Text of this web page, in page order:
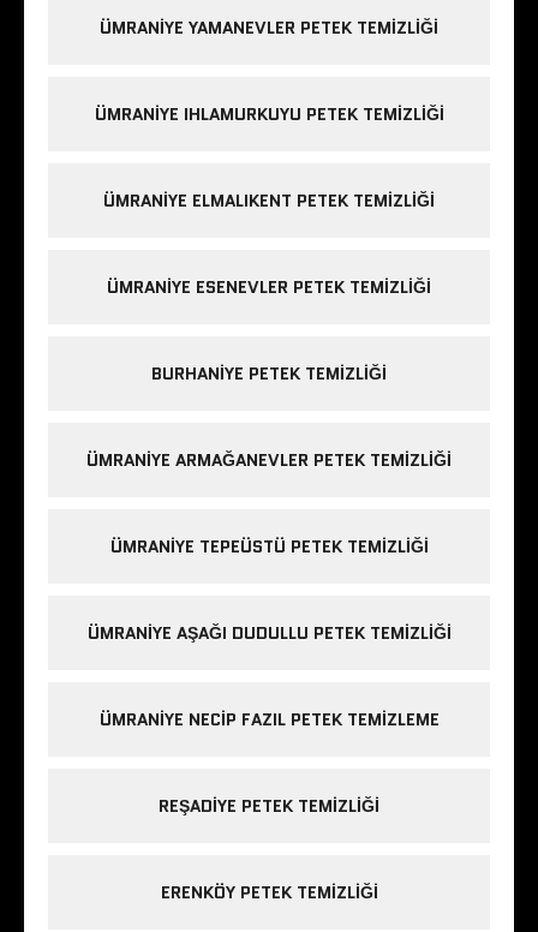
ÜMRANIYE YAMANEVLER PETEK TEMIZLIĞI
ÜMRANIYE IHLAMURKUYU PETEK TEMIZLIĞI
ÜMRANIYE ELMALIKENT PETEK TEMIZLIĞI
ÜMRANIYE ESENEVLER PETEK TEMIZLIĞI
BURHANIYE PETEK TEMIZLIĞI
ÜMRANIYE ARMAĞANEVLER PETEK TEMIZLIĞI
ÜMRANIYE TEPEÜSTÜ PETEK TEMIZLIĞI
ÜMRANIYE AŞAĞI DUDULLU PETEK TEMIZLIĞI
ÜMRANIYE NECIP FAZIL PETEK TEMIZLEME
REŞADIYE PETEK TEMIZLIĞI
ERENKÖY PETEK TEMIZLIĞI